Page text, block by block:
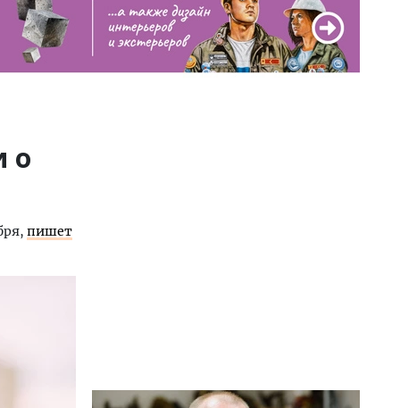
о
пишет